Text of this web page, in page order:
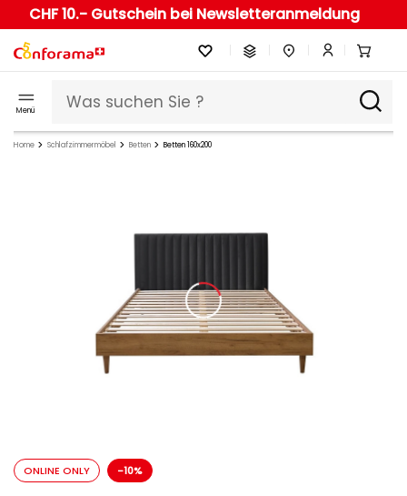
CHF 10.- Gutschein bei Newsletteranmeldung
Menü
Home Schlafzimmermöbel Betten Betten 160x200
ONLINE ONLY -10%